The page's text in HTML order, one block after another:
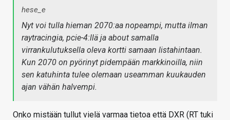
hese_e
Nyt voi tulla hieman 2070:aa nopeampi, mutta ilman
raytracingia, pcie-4:llä ja about samalla
virrankulutuksella oleva kortti samaan listahintaan.
Kun 2070 on pyörinyt pidempään markkinoilla, niin
sen katuhinta tulee olemaan useamman kuukauden
ajan vähän halvempi.
Onko mistään tullut vielä varmaa tietoa että DXR (RT tuki